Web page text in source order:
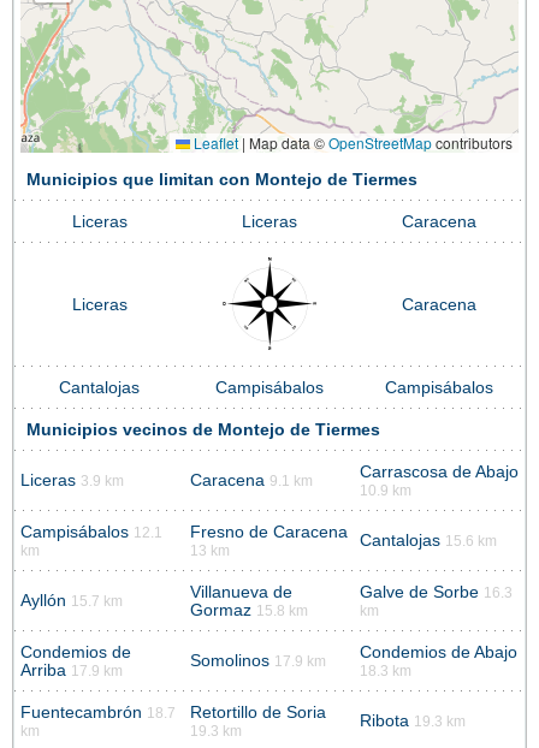
Leaflet | Map data ©OpenStreetMapcontributors
Municipios que limitan con Montejo de Tiermes
Liceras Liceras Caracena
Liceras Caracena
Cantalojas Campisábalos Campisábalos
Municipios vecinos de Montejo de Tiermes
Liceras 3.9 km Caracena 9.1 km Carrascosa de Abajo
10.9 km
Campisábalos 12.1
km
Fresno de Caracena
13 km
Cantalojas 15.6 km
Ayllón 15.7 km
Villanueva de
Gormaz 15.8 km
Galve de Sorbe 16.3
km
Condemios de
Arriba 17.9 km
Somolinos 17.9 km Condemios de Abajo
18.3 km
Fuentecambrón 18.7
km
Retortillo de Soria
19.3 km
Ribota 19.3 km